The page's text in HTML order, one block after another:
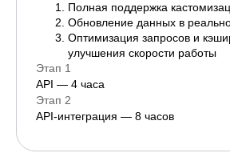
Полная поддержка
Обновление данных в
Оптимизация запросов и
улучшения скорости работы
Этап 1
API — 4 часа
Этап 2
API-интеграция — 8 часов